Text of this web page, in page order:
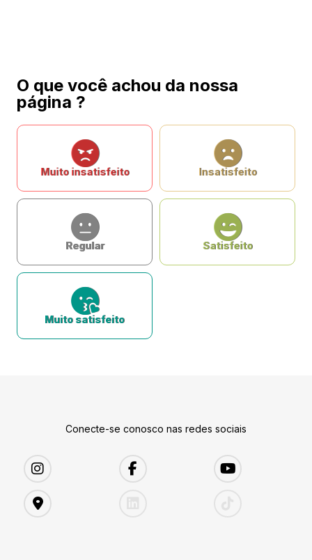
O que você achou da nossa
página ?
Muito insatisfeito Insatisfeito
Regular Satisfeito
Muito satisfeito
Conecte-se conosco nas redes sociais